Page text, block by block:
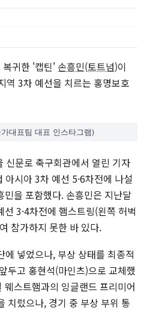
복귀한 '캡틴' 손흥민(토트넘)이
역 3차 예선을 치르는 홍명보호
대표팀 대표 인스타그램)
신문로 축구회관에서 열린 기자
시아 3차 예선 5·6차전에 나설
을 포함했다. 손흥민은 지난달
3·4차전에 햄스트링(왼쪽 허벅
참가하지 못한 바 있다.
넣었으나, 부상 상태를 최종적
두고 홍현석(마인츠)으로 교체했
스트햄과의 잉글랜드 프리미어
치렀으나, 경기 중 부상 부위 통